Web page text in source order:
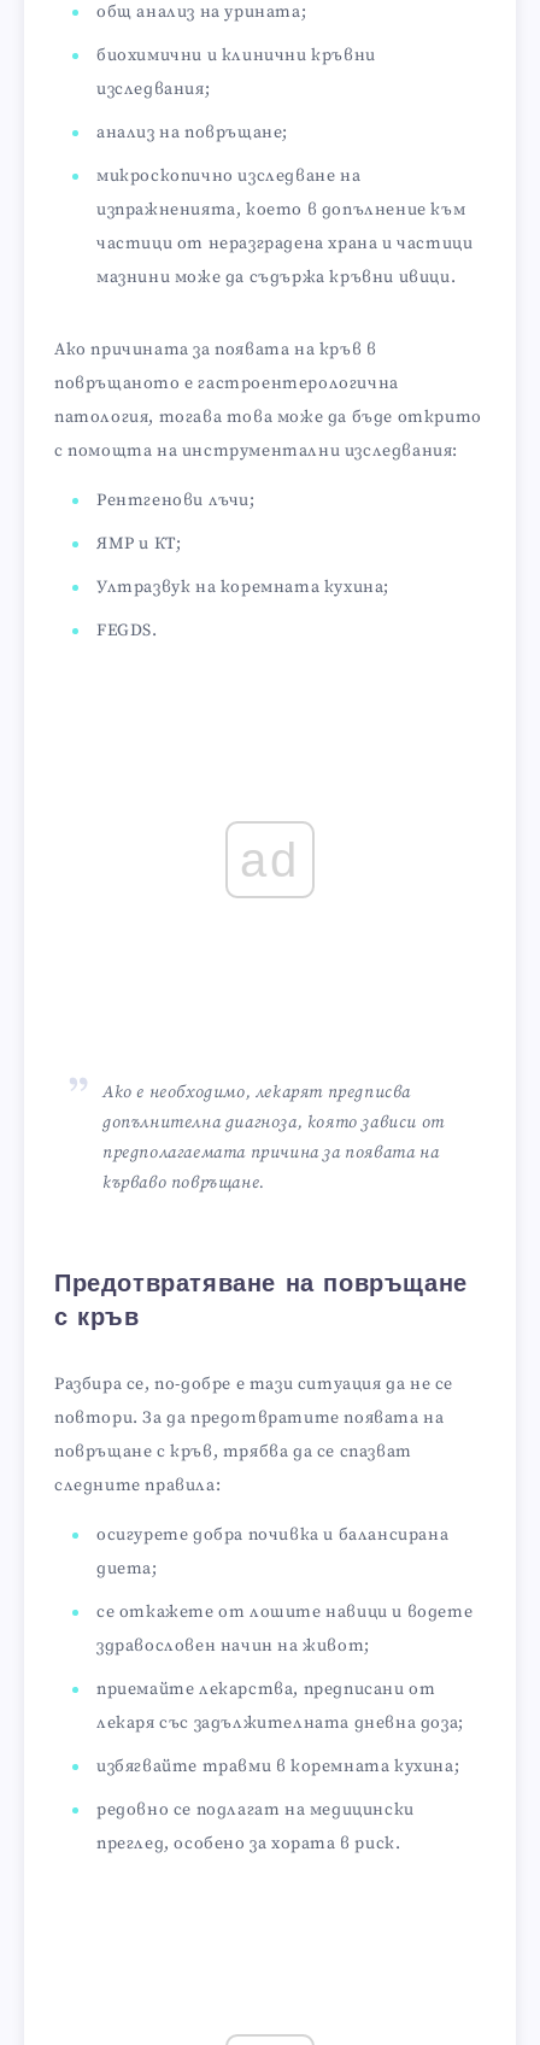
общ анализ на урината;
биохимични и клинични кръвни
изследвания;
анализ на повръщане;
микроскопично изследване на
изпражненията, което в допълнение към
частици от неразградена храна и частици
мазнини може да съдържа кръвни ивици.
Ако причината за появата на кръв в
повръщаното е гастроентерологична
патология, тогава това може да бъде открито
с помощта на инструментални изследвания:
Рентгенови лъчи;
ЯМР и КТ;
Ултразвук на коремната кухина;
FEGDS.
ad
Ако е необходимо, лекарят предписва
допълнителна диагноза, която зависи от
предполагаемата причина за появата на
кърваво повръщане.
Предотвратяване на повръщане
с кръв
Разбира се, по-добре е тази ситуация да не се
повтори. За да предотвратите появата на
повръщане с кръв, трябва да се спазват
следните правила:
осигурете добра почивка и балансирана
диета;
се откажете от лошите навици и водете
здравословен начин на живот;
приемайте лекарства, предписани от
лекаря със задължителната дневна доза;
избягвайте травми в коремната кухина;
редовно се подлагат на медицински
преглед, особено за хората в риск.